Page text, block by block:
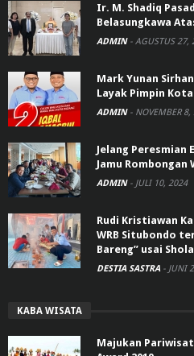
Ir. M. Shadiq
Belasungkawa
ADMIN - AGUSTUS 27,
Mark Yunan
Layak Pimpin
ADMIN - NOVEMBER 8,
Jelang Peresmian
Jamu
ADMIN - JULI 10, 2024
Rudi Kristiawan
WRB Situbondo
Bareng” usai
DESTIA SASTRA - JUNI
KABA WISATA
Majukan